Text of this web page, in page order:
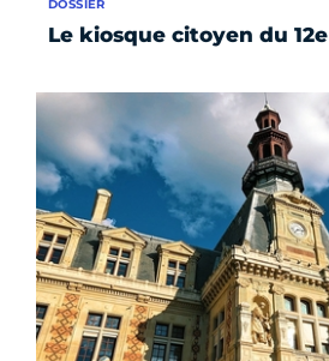
Le kiosque citoyen du 12e
DOSSIER